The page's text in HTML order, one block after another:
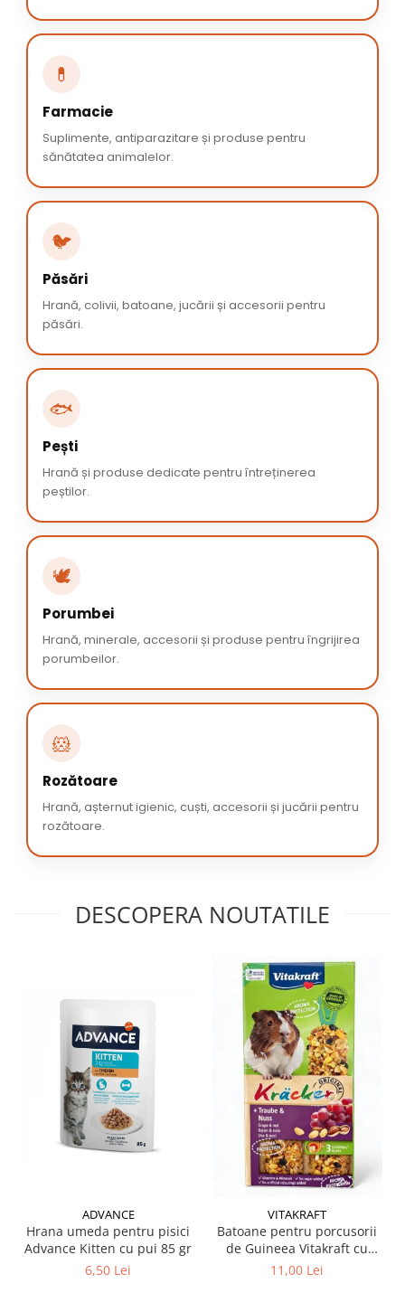
💊
Farmacie
Suplimente, antiparazitare și produse pentru
sănătatea animalelor.
🐦
Păsări
Hrană, colivii, batoane, jucării și accesorii pentru
păsări.
🐟
Pești
Hrană și produse dedicate pentru întreținerea
peștilor.
🕊️
Porumbei
Hrană, minerale, accesorii și produse pentru îngrijirea
porumbeilor.
🐹
Rozătoare
Hrană, așternut igienic, cuști, accesorii și jucării pentru
rozătoare.
DESCOPERA NOUTATILE
ADVANCE
Hrana umeda pentru pisici
Advance Kitten cu pui 85 gr
6,50 Lei
VITAKRAFT
Batoane pentru porcusorii
de Guineea Vitakraft cu
struguri & nuci 2 buc
11,00 Lei